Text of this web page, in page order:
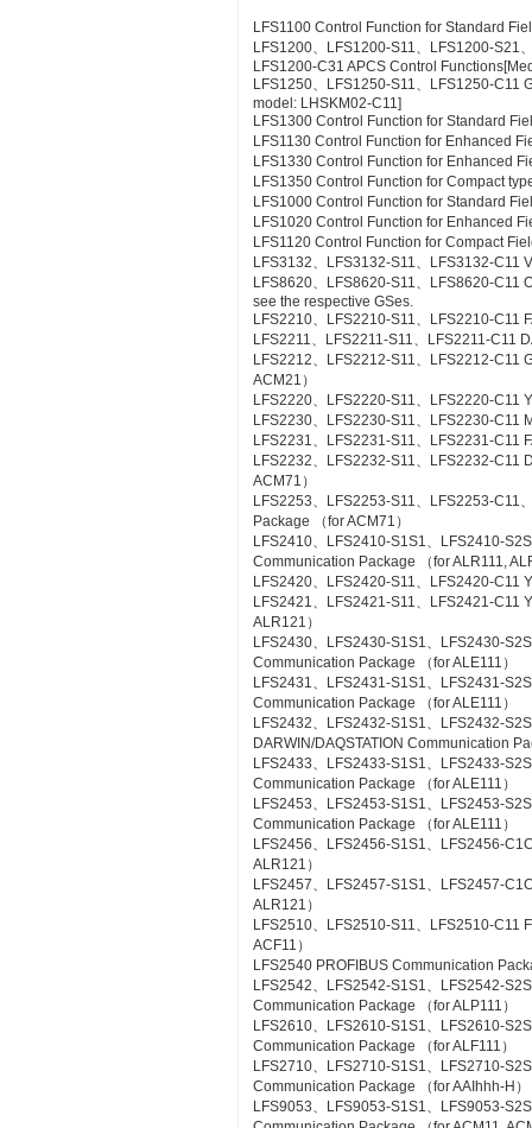
LFS1100 Control Function for Standard
LFS1200、LFS1200-S11、LFS1200-S21
LFS1200-C31 APCS Control
LFS1250、LFS1250-S11、LFS1250-C11
model: LHSKM02-C11]
LFS1300 Control Function for Standard
LFS1130 Control Function for Enhanced
LFS1330 Control Function for Enhanced
LFS1350 Control Function for Compact
LFS1000 Control Function for Standard
LFS1020 Control Function for Enhanced
LFS1120 Control Function for Compact
LFS3132、LFS3132-S11、LFS3132-C11
LFS8620、LFS8620-S11、LFS8620-C11
see the respective GSes.
LFS2210、LFS2210-S11、LFS2210-C11
LFS2211、LFS2211-S11、LFS2211-C11
LFS2212、LFS2212-S11、LFS2212-C11
ACM21）
LFS2220、LFS2220-S11、LFS2220-C11
LFS2230、LFS2230-S11、LFS2230-C11
LFS2231、LFS2231-S11、LFS2231-C11
LFS2232、LFS2232-S11、LFS2232-C11
ACM71）
LFS2253、LFS2253-S11、LFS2253-C11
Package （for ACM71）
LFS2410、LFS2410-S1S1、LFS2410-
Communication Package （for ALR111,
LFS2420、LFS2420-S11、LFS2420-C11
LFS2421、LFS2421-S11、LFS2421-C11
ALR121）
LFS2430、LFS2430-S1S1、LFS2430-
Communication Package （for ALE111）
LFS2431、LFS2431-S1S1、LFS2431-
Communication Package （for ALE111）
LFS2432、LFS2432-S1S1、LFS2432-
DARWIN/DAQSTATION Communication
LFS2433、LFS2433-S1S1、LFS2433-
Communication Package （for ALE111）
LFS2453、LFS2453-S1S1、LFS2453-
Communication Package （for ALE111）
LFS2456、LFS2456-S1S1、LFS2456-
ALR121）
LFS2457、LFS2457-S1S1、LFS2457-
ALR121）
LFS2510、LFS2510-S11、LFS2510-C11
ACF11）
LFS2540 PROFIBUS Communication
LFS2542、LFS2542-S1S1、LFS2542-
Communication Package （for ALP111）
LFS2610、LFS2610-S1S1、LFS2610-
Communication Package （for ALF111）
LFS2710、LFS2710-S1S1、LFS2710-
Communication Package （for AAIhhh-H）
LFS9053、LFS9053-S1S1、LFS9053-